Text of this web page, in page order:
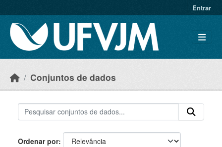
Entrar
Conjuntos de dados
Ordenar por